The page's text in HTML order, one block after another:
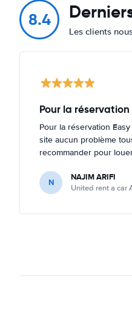
8.4
Les clients
Pour la réservation
Pour la réservation
site aucun problème
recommander pour
N NAJIM ARIFI
United rent a car